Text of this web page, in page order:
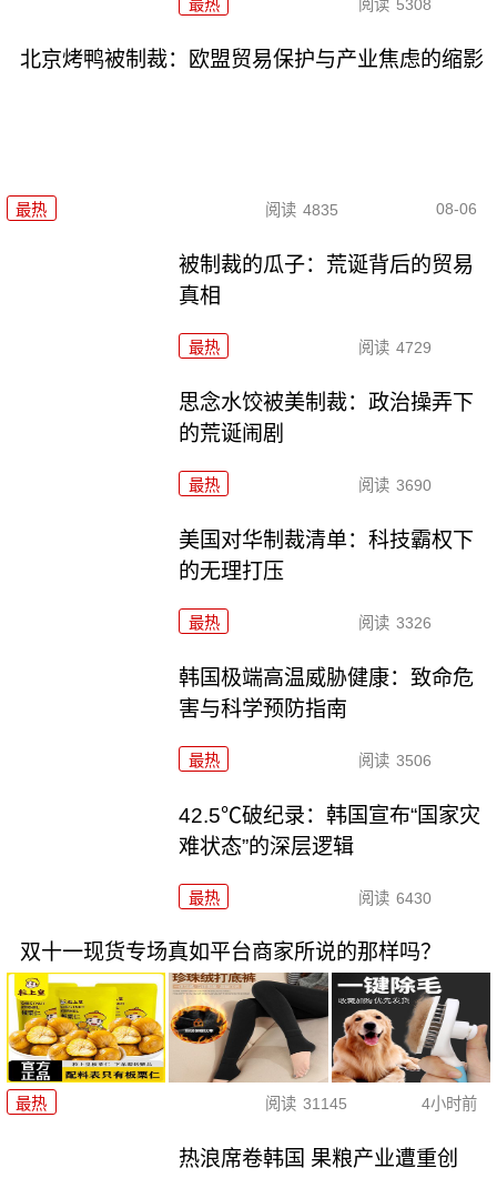
最热 阅读 5308
北京烤鸭被制裁：欧盟贸易保护与产业焦虑的缩影
最热 阅读 4835 08-06
被制裁的瓜子：荒诞背后的贸易
真相
最热 阅读 4729
思念水饺被美制裁：政治操弄下
的荒诞闹剧
最热 阅读 3690
美国对华制裁清单：科技霸权下
的无理打压
最热 阅读 3326
韩国极端高温威胁健康：致命危
害与科学预防指南
最热 阅读 3506
42.5℃破纪录：韩国宣布“国家灾
难状态”的深层逻辑
最热 阅读 6430
双十一现货专场真如平台商家所说的那样吗？
最热 阅读 31145 4小时前
热浪席卷韩国 果粮产业遭重创